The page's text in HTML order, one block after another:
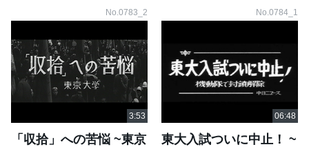
No.0783_2
「収拾」への苦悩 ~東京
No.0784_1
東大入試ついに中止！ ~